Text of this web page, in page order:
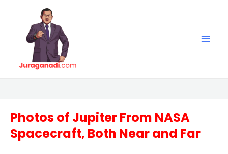
Photos of Jupiter From NASA
Spacecraft, Both Near and Far